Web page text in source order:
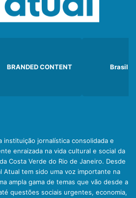
BRANDED CONTENT Brasil
instituição jornalística consolidada e
enraizada na vida cultural e social da
Costa Verde do Rio de Janeiro. Desde
Atual tem sido uma voz importante na
ampla gama de temas que vão desde a
questões sociais urgentes, economia,